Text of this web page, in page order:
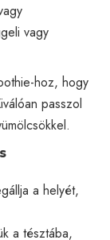
vagy
hoz, hogy
passzol
a helyét,
a tésztába,